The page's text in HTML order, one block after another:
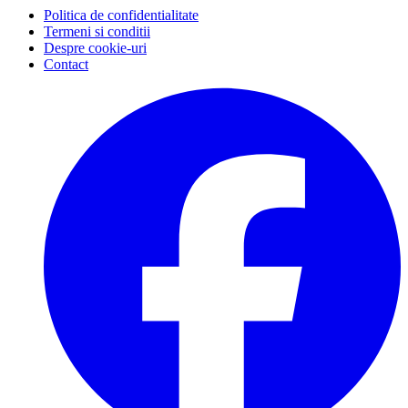
Politica de confidentialitate
Termeni si conditii
Despre cookie-uri
Contact